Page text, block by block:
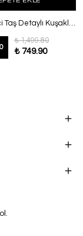
Oversıze İnci Taş Detaylı Kuşaklı Trençkot Bej
₺ 1,499.80
₺ 749.90